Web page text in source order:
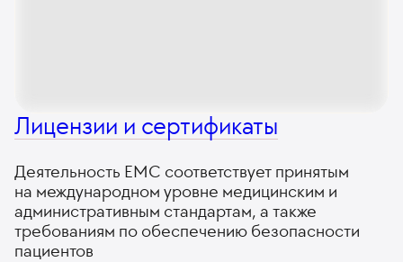
Лицензии и сертификаты
Деятельность ЕМС соответствует принятым
на международном уровне медицинским и
административным стандартам, а также
требованиям по обеспечению безопасности
пациентов